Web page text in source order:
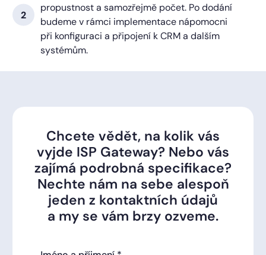
propustnost a samozřejmě počet. Po dodání
budeme v rámci implementace nápomocni
při konfiguraci a připojení k CRM a dalším
systémům.
Chcete vědět, na kolik vás
vyjde ISP Gateway? Nebo vás
zajímá podrobná specifikace?
Nechte nám na sebe alespoň
jeden z kontaktních údajů
a my se vám brzy ozveme.